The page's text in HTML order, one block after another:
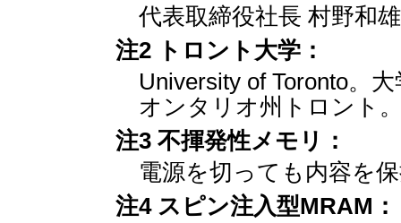
代表取締役社長 村野和
注2 トロント大学：
University of Toronto。
オンタリオ州トロント
注3 不揮発性メモリ：
電源を切っても内容を
注4 スピン注入型MRAM：